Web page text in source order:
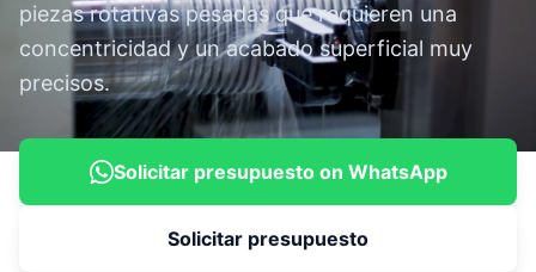
piezas rotativas pesadas que requieren una
concentricidad y un acabado superficial muy
precisos.
Solicitar presupuesto on WhatsApp
Solicitar presupuesto